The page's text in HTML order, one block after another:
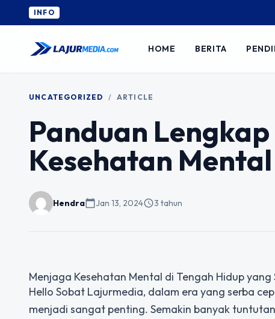
INFO
HOME BERITA
UNCATEGORIZED / ARTICLE
Panduan
Kesehatan
Hendracalendar_todayJan 13, 2024schedule3 tahun
Menjaga Kesehatan Mental di Tengah Hidup yang
Hello Sobat Lajurmedia, dalam era yang serba
menjadi sangat penting. Semakin banyak